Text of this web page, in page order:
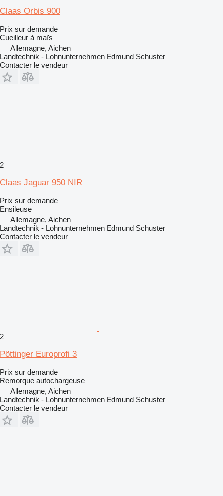
Claas Orbis 900
Prix sur demande
Cueilleur à maïs
Allemagne, Aichen
Landtechnik - Lohnunternehmen Edmund Schuster
Contacter le vendeur
2
Claas Jaguar 950 NIR
Prix sur demande
Ensileuse
Allemagne, Aichen
Landtechnik - Lohnunternehmen Edmund Schuster
Contacter le vendeur
2
Pöttinger Europrofi 3
Prix sur demande
Remorque autochargeuse
Allemagne, Aichen
Landtechnik - Lohnunternehmen Edmund Schuster
Contacter le vendeur